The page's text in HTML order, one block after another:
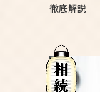
徹底解説